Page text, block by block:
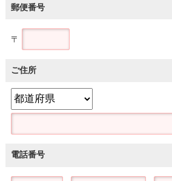
郵便番号
〒
ご住所
電話番号